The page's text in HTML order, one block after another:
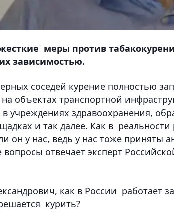
меры против
зависимостью.
соседей курение полностью
объектах транспортной
в учреждениях здравоохранения,
и так далее. Как в реальности
он у нас, ведь у нас тоже приняты
вопросы отвечает эксперт
как в России работает
курить?